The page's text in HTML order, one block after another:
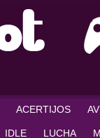
ACERTIJOS
IDLE LUCHA